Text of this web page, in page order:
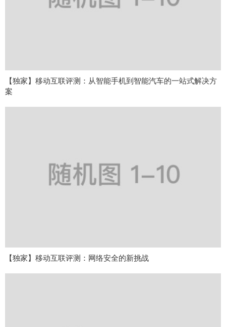
【独家】移动互联评测：从智能手机到智能汽车的一站式解决方
案
【独家】移动互联评测：网络安全的新挑战